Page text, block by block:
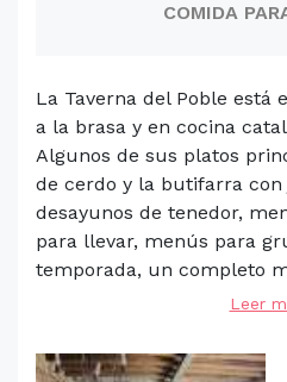
COMIDA
La Taverna del Poble está
a la brasa y en cocina
Algunos de sus platos
de cerdo y la butifarra con
desayunos de tenedor,
para llevar, menús para
temporada, un completo
Leer